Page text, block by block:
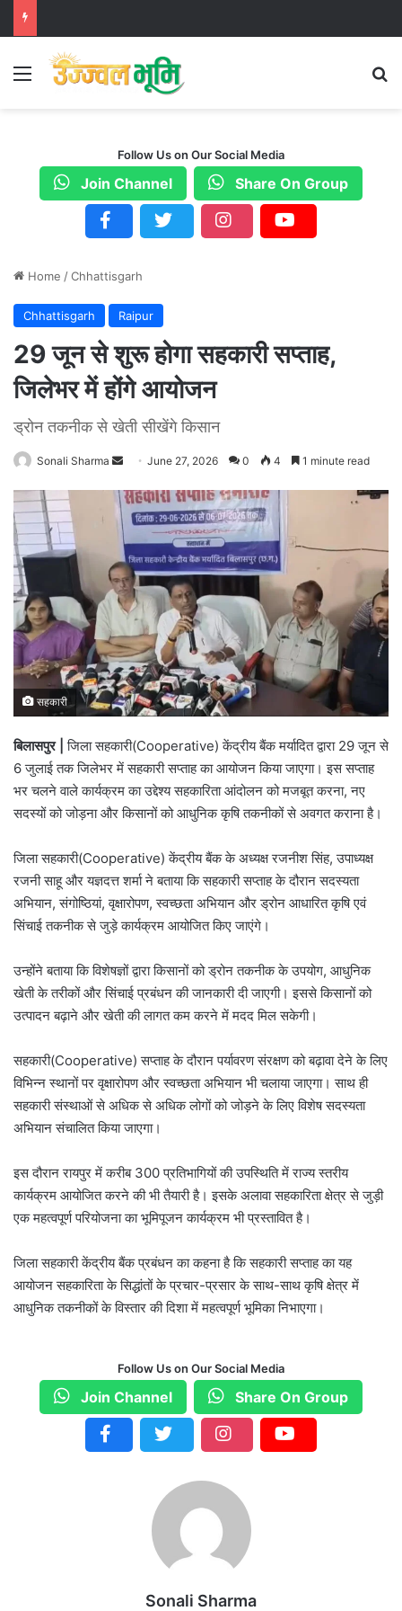
Menu
Follow Us on Our Social Media
Join Channel Share On Group
Home /Chhattisgarh
Chhattisgarh Raipur
29 जून से शुरू होगा सहकारी सप्ताह,
जिलेभर में होंगे आयोजन
ड्रोन तकनीक से खेती सीखेंगे किसान
Sonali Sharma
n
d
a
n
e
m
a
i
l
June 27, 2026 0 4 1 minute read
सहकारी
बिलासपुर | जिला सहकारी(Cooperative) केंद्रीय बैंक मर्यादित द्वारा 29 जून से
6 जुलाई तक जिलेभर में सहकारी सप्ताह का आयोजन किया जाएगा। इस सप्ताह
भर चलने वाले कार्यक्रम का उद्देश्य सहकारिता आंदोलन को मजबूत करना, नए
सदस्यों को जोड़ना और किसानों को आधुनिक कृषि तकनीकों से अवगत कराना है।
जिला सहकारी(Cooperative) केंद्रीय बैंक के अध्यक्ष रजनीश सिंह, उपाध्यक्ष
रजनी साहू और यज्ञदत्त शर्मा ने बताया कि सहकारी सप्ताह के दौरान सदस्यता
अभियान, संगोष्ठियां, वृक्षारोपण, स्वच्छता अभियान और ड्रोन आधारित कृषि एवं
सिंचाई तकनीक से जुड़े कार्यक्रम आयोजित किए जाएंगे।
उन्होंने बताया कि विशेषज्ञों द्वारा किसानों को ड्रोन तकनीक के उपयोग, आधुनिक
खेती के तरीकों और सिंचाई प्रबंधन की जानकारी दी जाएगी। इससे किसानों को
उत्पादन बढ़ाने और खेती की लागत कम करने में मदद मिल सकेगी।
सहकारी(Cooperative) सप्ताह के दौरान पर्यावरण संरक्षण को बढ़ावा देने के लिए
विभिन्न स्थानों पर वृक्षारोपण और स्वच्छता अभियान भी चलाया जाएगा। साथ ही
सहकारी संस्थाओं से अधिक से अधिक लोगों को जोड़ने के लिए विशेष सदस्यता
अभियान संचालित किया जाएगा।
इस दौरान रायपुर में करीब 300 प्रतिभागियों की उपस्थिति में राज्य स्तरीय
कार्यक्रम आयोजित करने की भी तैयारी है। इसके अलावा सहकारिता क्षेत्र से जुड़ी
एक महत्वपूर्ण परियोजना का भूमिपूजन कार्यक्रम भी प्रस्तावित है।
जिला सहकारी केंद्रीय बैंक प्रबंधन का कहना है कि सहकारी सप्ताह का यह
आयोजन सहकारिता के सिद्धांतों के प्रचार-प्रसार के साथ-साथ कृषि क्षेत्र में
आधुनिक तकनीकों के विस्तार की दिशा में महत्वपूर्ण भूमिका निभाएगा।
Follow Us on Our Social Media
Join Channel Share On Group
Sonali Sharma